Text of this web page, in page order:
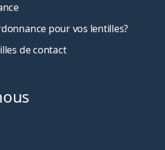
pour vos lentilles?
de contact